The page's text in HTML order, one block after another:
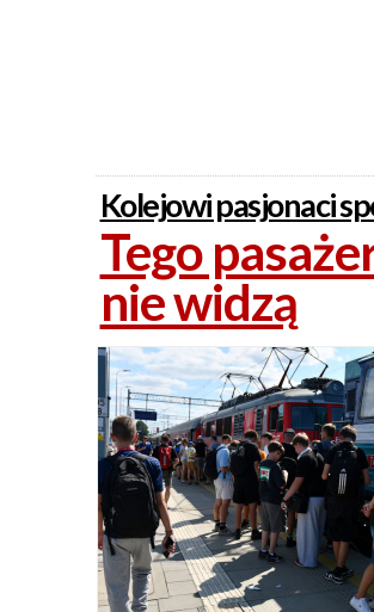
Kolejowi pasjonaci
Tego
nie widzą